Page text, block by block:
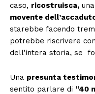
caso, ricostruisca,
movente
starebbe facendo
potrebbe riscrivere
dell’intera storia, se
Una presunta
sentito parlare di “40